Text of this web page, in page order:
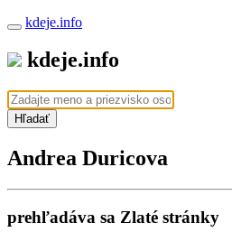
kdeje.info
kdeje.info
Hľadať
Andrea Duricova
prehľadáva sa Zlaté stránky